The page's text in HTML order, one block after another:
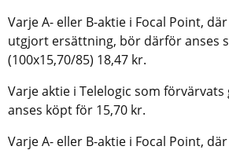
Varje A- eller B-aktie i Focal Point,
utgjort ersättning, bör därför anses
(100x15,70/85) 18,47 kr.
Varje aktie i Telelogic som
anses köpt för 15,70 kr.
Varje A- eller B-aktie i Focal Point,